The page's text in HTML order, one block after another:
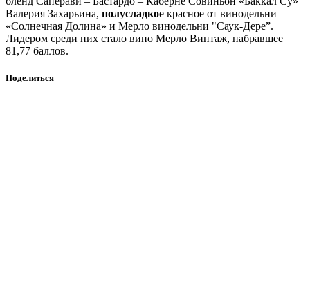
Валерия Захарьина, полусладкое красное от винодельни
«Солнечная Долина» и Мерло винодельни "Саук-Дере”.
Лидером среди них стало вино Мерло Винтаж, набравшее
81,77 баллов.
Поделиться